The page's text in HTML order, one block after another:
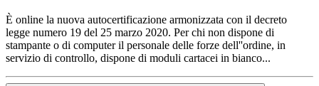
È online la nuova autocertificazione armonizzata con il decreto
legge numero 19 del 25 marzo 2020. Per chi non dispone di
stampante o di computer il personale delle forze dell''ordine, in
servizio di controllo, dispone di moduli cartacei in bianco...